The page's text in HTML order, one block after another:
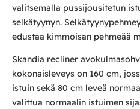
valitsemalla pussijousitetun
selkätyynyn.
edustaa kimmoisan pehmeää
Skandia recliner
kokonaisleveys on 160 cm,
istuin sekä 80 cm leveä
valittua normaalin istuimen